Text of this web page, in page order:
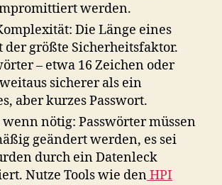
werden.
Die Länge eines
der größte Sicherheitsfaktor.
– etwa 16 Zeichen oder
sicherer als ein
aber kurzes Passwort.
nötig: Passwörter müssen
geändert werden, es sei
durch ein Datenleck
Nutze Tools wie denHPI